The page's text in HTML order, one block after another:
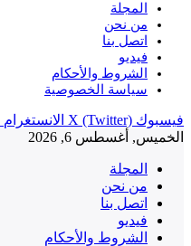
المجلة
من نحن
اتصل بنا
فيديو
الشروط والأحكام
سياسة الخصوصية
فيسبوك X (Twitter) الانستغرام
الخميس, أغسطس 6, 2026
المجلة
من نحن
اتصل بنا
فيديو
الشروط والأحكام